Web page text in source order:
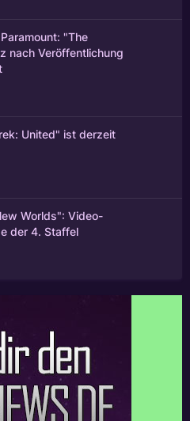
"The
nach Veröffentlichung
United" ist derzeit
Worlds": Video-
der 4. Staffel